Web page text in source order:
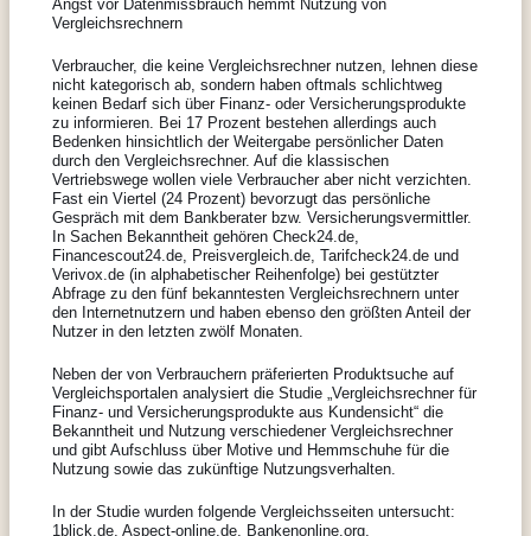
Angst vor Datenmissbrauch hemmt Nutzung von
Vergleichsrechnern
Verbraucher, die keine Vergleichsrechner nutzen, lehnen diese
nicht kategorisch ab, sondern haben oftmals schlichtweg
keinen Bedarf sich über Finanz- oder Versicherungsprodukte
zu informieren. Bei 17 Prozent bestehen allerdings auch
Bedenken hinsichtlich der Weitergabe persönlicher Daten
durch den Vergleichsrechner. Auf die klassischen
Vertriebswege wollen viele Verbraucher aber nicht verzichten.
Fast ein Viertel (24 Prozent) bevorzugt das persönliche
Gespräch mit dem Bankberater bzw. Versicherungsvermittler.
In Sachen Bekanntheit gehören Check24.de,
Financescout24.de, Preisvergleich.de, Tarifcheck24.de und
Verivox.de (in alphabetischer Reihenfolge) bei gestützter
Abfrage zu den fünf bekanntesten Vergleichsrechnern unter
den Internetnutzern und haben ebenso den größten Anteil der
Nutzer in den letzten zwölf Monaten.
Neben der von Verbrauchern präferierten Produktsuche auf
Vergleichsportalen analysiert die Studie „Vergleichsrechner für
Finanz- und Versicherungsprodukte aus Kundensicht“ die
Bekanntheit und Nutzung verschiedener Vergleichsrechner
und gibt Aufschluss über Motive und Hemmschuhe für die
Nutzung sowie das zukünftige Nutzungsverhalten.
In der Studie wurden folgende Vergleichsseiten untersucht:
1blick.de, Aspect-online.de, Bankenonline.org,